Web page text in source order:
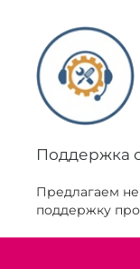
Поддержка
Предлагаем не
поддержку